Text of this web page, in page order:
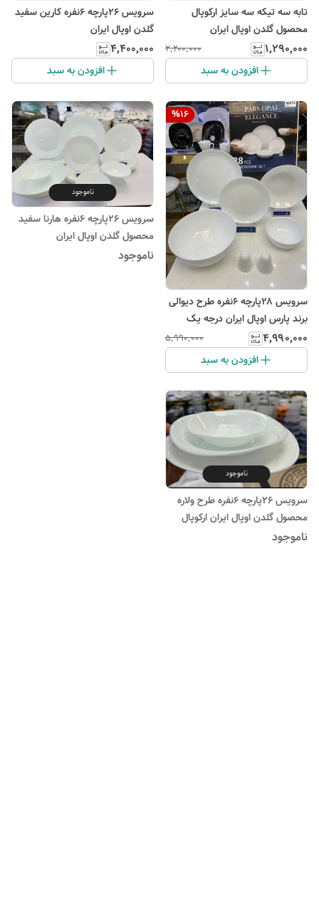
تابه سه تیکه سه سایز ارکوپال
محصول گلدن اوپال ایران
۱٬۲۹۰٬۰۰۰ ۲٬۲۰۰٬۰۰۰
افزودن به سبد
سرویس ۲۶پارچه ۶نفره کارین سفید
گلدن اوپال ایران
۴٬۴۰۰٬۰۰۰
افزودن به سبد
%16
سرویس ۲۸پارچه ۶نفره طرح دیوالی
برند پارس اوپال ایران درجه یک
۴٬۹۹۰٬۰۰۰ ۵٬۹۹۰٬۰۰۰
افزودن به سبد
ناموجود
سرویس ۲۶پارچه ۶نفره هارنا سفید
محصول گلدن اوپال ایران
ناموجود
ناموجود
سرویس ۲۶پارچه ۶نفره طرح ولاره
محصول گلدن اوپال ایران ارکوپال
ناموجود